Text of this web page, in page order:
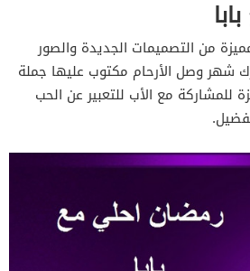
من التصميمات الجديدة والصور
شهر وصل الأرحام مكتوب عليها جملة
مع الأب للتعبير عن الحب